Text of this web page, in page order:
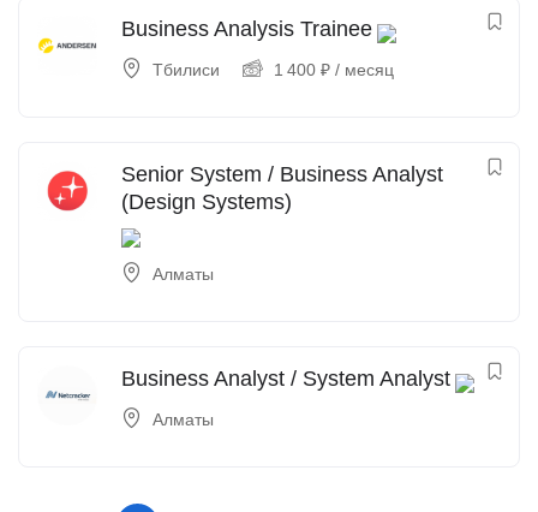
Business Analysis Trainee
Тбилиси 1 400 ₽ / месяц
Senior System / Business Analyst
(Design Systems)
Алматы
Business Analyst / System Analyst
Алматы